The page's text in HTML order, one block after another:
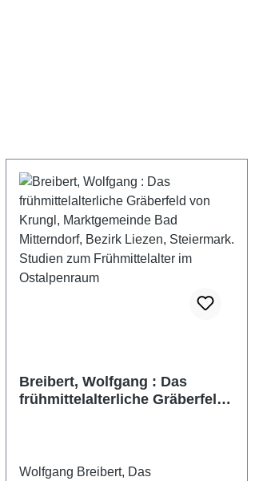
Breibert, Wolfgang : Das
frühmittelalterliche Gräberfeld
Frühmittelalter im
Wolfgang Breibert, Das